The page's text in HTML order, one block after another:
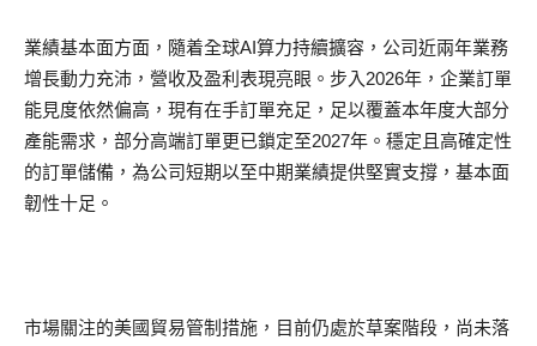
業績基本面方面，隨着全球AI算力持續擴容，公司近兩年業務
增長動力充沛，營收及盈利表現亮眼。步入2026年，企業訂單
能見度依然偏高，現有在手訂單充足，足以覆蓋本年度大部分
產能需求，部分高端訂單更已鎖定至2027年。穩定且高確定性
的訂單儲備，為公司短期以至中期業績提供堅實支撐，基本面
韌性十足。
市場關注的美國貿易管制措施，目前仍處於草案階段，尚未落